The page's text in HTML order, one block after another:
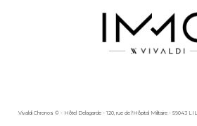
Vivaldi Chronos © - Hôtel Delagarde - 120, rue de l'Hôpital Militaire - 59043